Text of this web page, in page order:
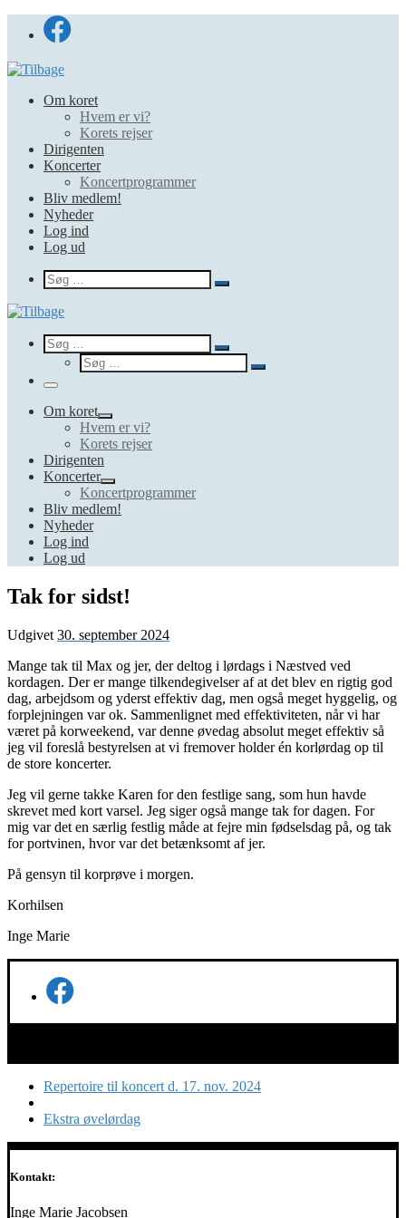
Fortsæt
Om koret
Hvem er vi?
Korets rejser
Dirigenten
Koncerter
Koncertprogrammer
Bliv medlem!
Nyheder
Log ind
Log ud
Search
Søg
Søg
Search
Søg
Søg
…
Søg
Søg
Menu
Om koret
Hvem er vi?
Korets rejser
Dirigenten
Koncerter
Koncertprogrammer
Bliv medlem!
Nyheder
Log ind
Log ud
Tak for sidst!
Udgivet 30. september 2024
Mange tak til Max og jer, der deltog i lørdags i Næstved ved
kordagen. Der er mange tilkendegivelser af at det blev en rigtig god
dag, arbejdsom og yderst effektiv dag, men også meget hyggelig, og
forplejningen var ok. Sammenlignet med effektiviteten, når vi har
været på korweekend, var denne øvedag absolut meget effektiv så
jeg vil foreslå bestyrelsen at vi fremover holder én korlørdag op til
de store koncerter.
Jeg vil gerne takke Karen for den festlige sang, som hun havde
skrevet med kort varsel. Jeg siger også mange tak for dagen. For
mig var det en særlig festlig måde at fejre min fødselsdag på, og tak
for portvinen, hvor var det betænksomt af jer.
På gensyn til korprøve i morgen.
Korhilsen
Inge Marie
Indlæg
navigation
Forrige
Repertoire til koncert d. 17. nov. 2024
til
Næste
Ekstra øvelørdag
Kontakt:
Inge Marie Jacobsen